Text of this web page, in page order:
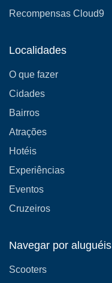
Recompensas Cloud9
Localidades
O que fazer
Cidades
Bairros
Atrações
Hotéis
Experiências
Eventos
Cruzeiros
Navegar por aluguéis
Scooters